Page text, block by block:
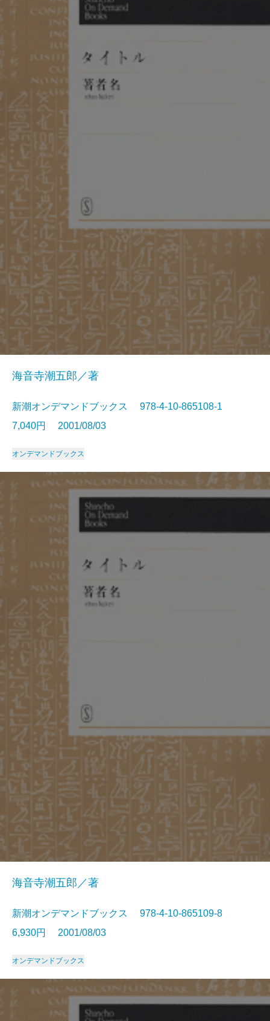
海音寺潮五郎／著
新潮オンデマンドブックス 978-4-10-865108-1
7,040円 2001/08/03
オンデマンドブックス
海音寺潮五郎／著
新潮オンデマンドブックス 978-4-10-865109-8
6,930円 2001/08/03
オンデマンドブックス